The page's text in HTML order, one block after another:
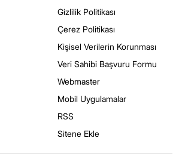
Gizlilik Politikası
Çerez Politikası
Kişisel Verilerin Korunması
Veri Sahibi Başvuru Formu
Webmaster
Mobil Uygulamalar
RSS
Sitene Ekle